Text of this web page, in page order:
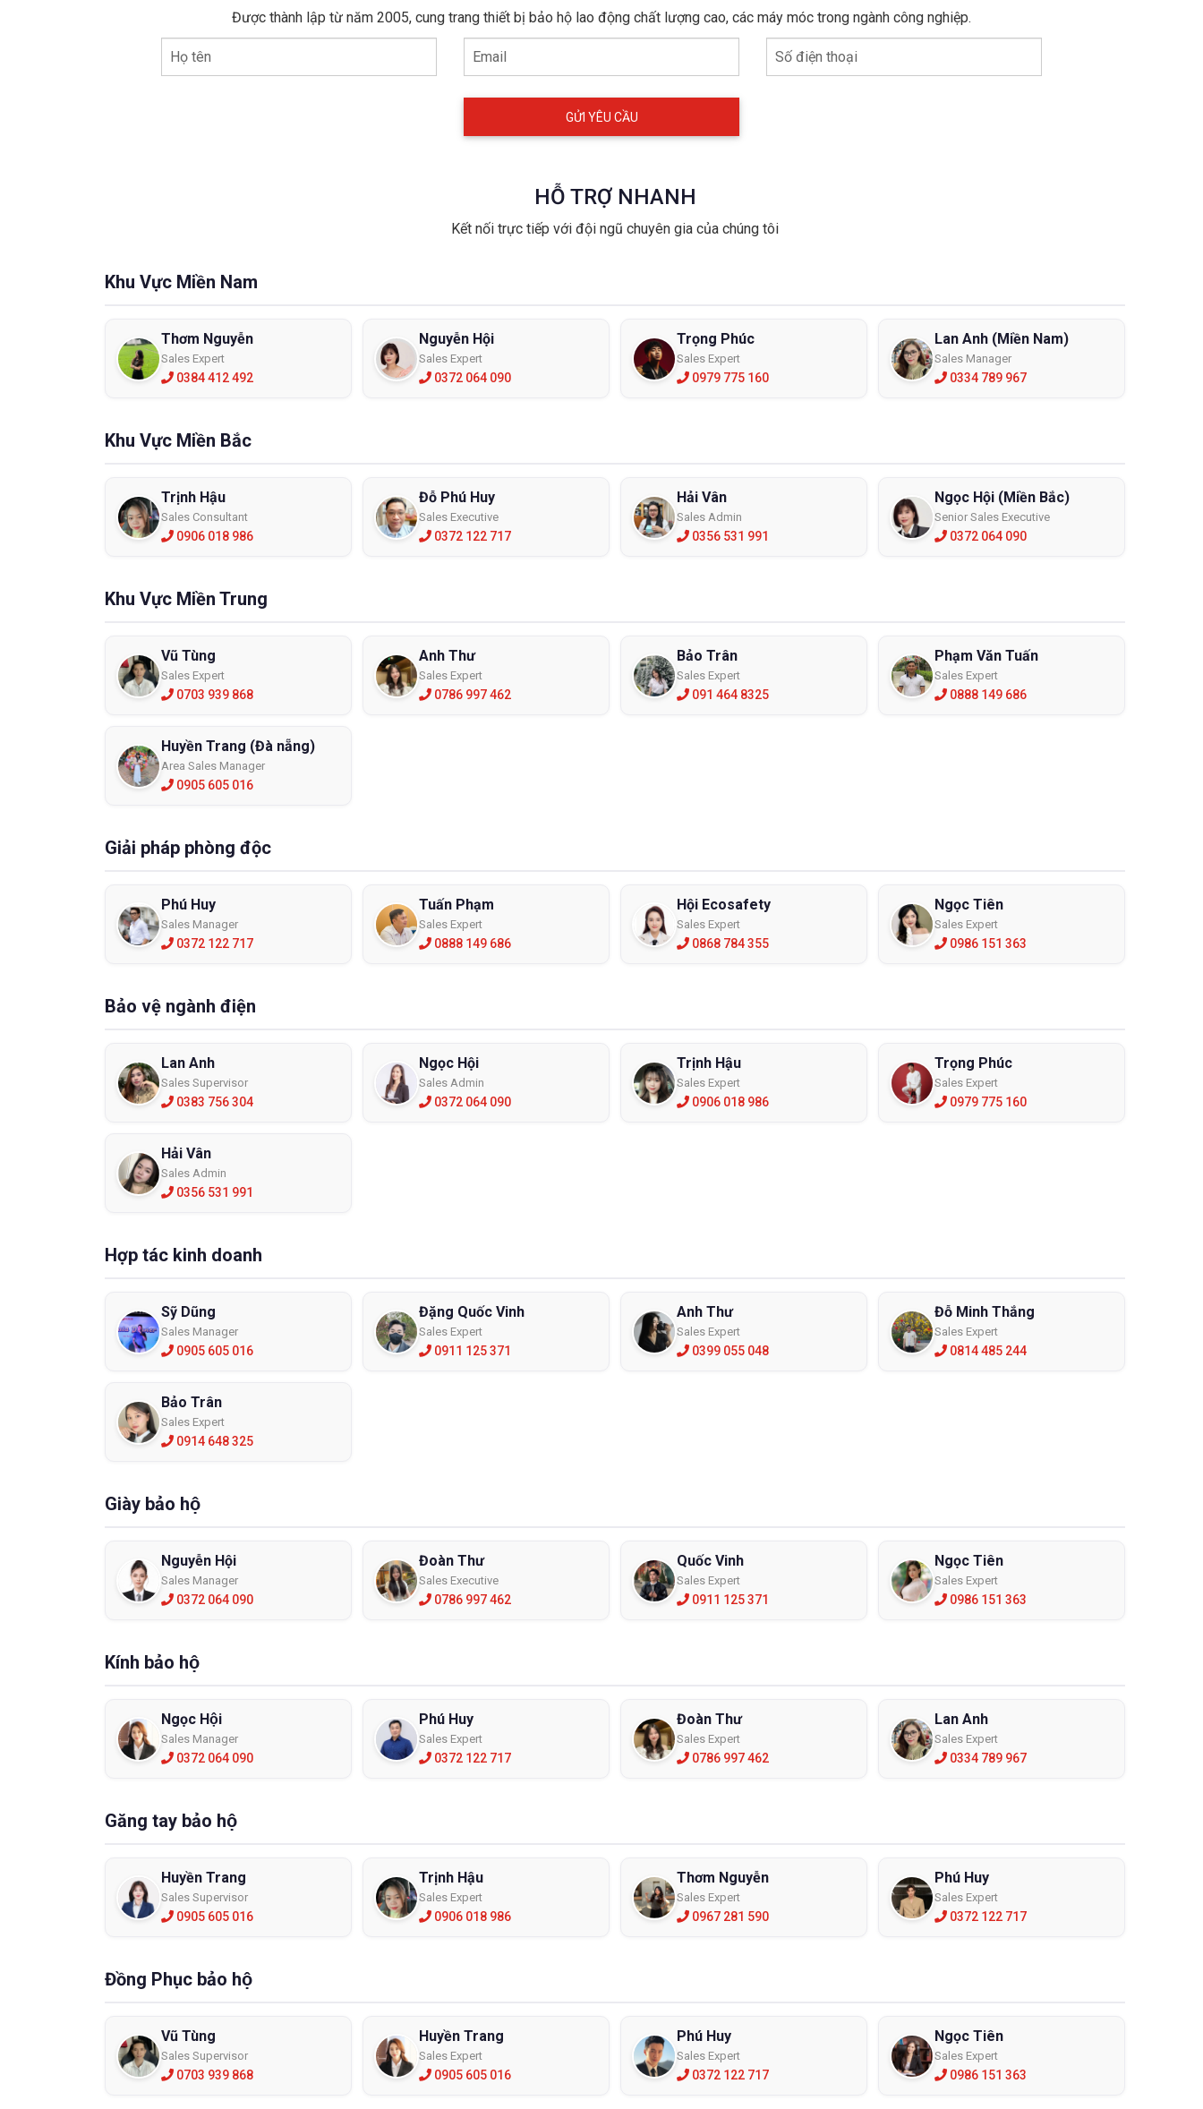
Được thành lập từ năm 2005, cung trang thiết bị bảo hộ lao động chất lượng cao, các máy móc trong ngành công nghiệp.
Họ tên Email Số điện thoại
HỖ TRỢ NHANH
Kết nối trực tiếp với đội ngũ chuyên gia của chúng tôi
Khu Vực Miền Nam
Thơm Nguyễn
Sales Expert
0384 412 492
Nguyễn Hội
Sales Expert
0372 064 090
Trọng Phúc
Sales Expert
0979 775 160
Lan Anh (Miền Nam)
Sales Manager
0334 789 967
Khu Vực Miền Bắc
Trịnh Hậu
Sales Consultant
0906 018 986
Đỗ Phú Huy
Sales Executive
0372 122 717
Hải Vân
Sales Admin
0356 531 991
Ngọc Hội (Miền Bắc)
Senior Sales Executive
0372 064 090
Khu Vực Miền Trung
Vũ Tùng
Sales Expert
0703 939 868
Anh Thư
Sales Expert
0786 997 462
Bảo Trân
Sales Expert
091 464 8325
Phạm Văn Tuấn
Sales Expert
0888 149 686
Huyền Trang (Đà nẵng)
Area Sales Manager
0905 605 016
Giải pháp phòng độc
Phú Huy
Sales Manager
0372 122 717
Tuấn Phạm
Sales Expert
0888 149 686
Hội Ecosafety
Sales Expert
0868 784 355
Ngọc Tiên
Sales Expert
0986 151 363
Bảo vệ ngành điện
Lan Anh
Sales Supervisor
0383 756 304
Ngọc Hội
Sales Admin
0372 064 090
Trịnh Hậu
Sales Expert
0906 018 986
Trọng Phúc
Sales Expert
0979 775 160
Hải Vân
Sales Admin
0356 531 991
Hợp tác kinh doanh
Sỹ Dũng
Sales Manager
0905 605 016
Đặng Quốc Vinh
Sales Expert
0911 125 371
Anh Thư
Sales Expert
0399 055 048
Đỗ Minh Thắng
Sales Expert
0814 485 244
Bảo Trân
Sales Expert
0914 648 325
Giày bảo hộ
Nguyễn Hội
Sales Manager
0372 064 090
Đoàn Thư
Sales Executive
0786 997 462
Quốc Vinh
Sales Expert
0911 125 371
Ngọc Tiên
Sales Expert
0986 151 363
Kính bảo hộ
Ngọc Hội
Sales Manager
0372 064 090
Phú Huy
Sales Expert
0372 122 717
Đoàn Thư
Sales Expert
0786 997 462
Lan Anh
Sales Expert
0334 789 967
Găng tay bảo hộ
Huyền Trang
Sales Supervisor
0905 605 016
Trịnh Hậu
Sales Expert
0906 018 986
Thơm Nguyễn
Sales Expert
0967 281 590
Phú Huy
Sales Expert
0372 122 717
Đồng Phục bảo hộ
Vũ Tùng
Sales Supervisor
0703 939 868
Huyền Trang
Sales Expert
0905 605 016
Phú Huy
Sales Expert
0372 122 717
Ngọc Tiên
Sales Expert
0986 151 363